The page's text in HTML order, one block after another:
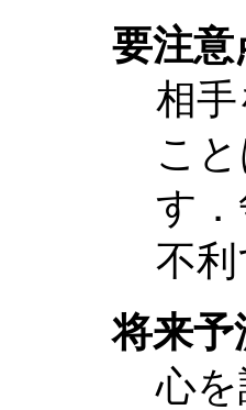
要注意
相
こ
す
不利
将来予
心